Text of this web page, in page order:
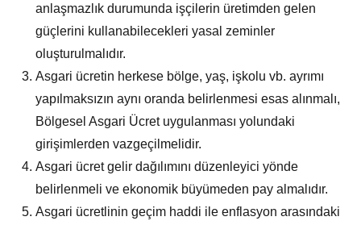
anlaşmazlık durumunda işçilerin üretimden gelen
güçlerini kullanabilecekleri yasal zeminler
oluşturulmalıdır.
Asgari ücretin herkese bölge, yaş, işkolu vb. ayrımı
yapılmaksızın aynı oranda belirlenmesi esas alınmalı,
Bölgesel Asgari Ücret uygulanması yolundaki
girişimlerden vazgeçilmelidir.
Asgari ücret gelir dağılımını düzenleyici yönde
belirlenmeli ve ekonomik büyümeden pay almalıdır.
Asgari ücretlinin geçim haddi ile enflasyon arasındaki